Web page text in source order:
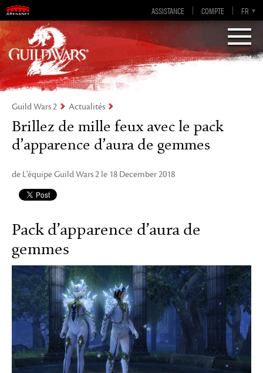
ASSISTANCE COMPTE FR
EN
DE
ES
EN-GB
Visions of Eternity
Guild Wars 2
Guild Wars 2 Actualités
Brillez de mille feux avec le pack
d’apparence d’aura de gemmes
de L'équipe Guild Wars 2 le 18 December 2018
Pack d’apparence d’aura de
gemmes